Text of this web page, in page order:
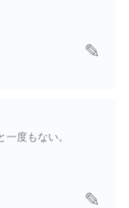
度もない。